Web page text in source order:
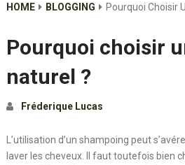
HOME BLOGGING Pourquoi Choisir
Pourquoi choisir
naturel ?
Fréderique Lucas
L’utilisation d’un shampoing peut
laver les cheveux. Il faut toutefois bien